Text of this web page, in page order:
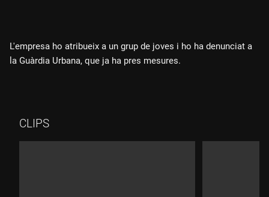
L'empresa ho atribueix a un grup de joves i ho ha denunciat a
la Guàrdia Urbana, que ja ha pres mesures.
CLIPS